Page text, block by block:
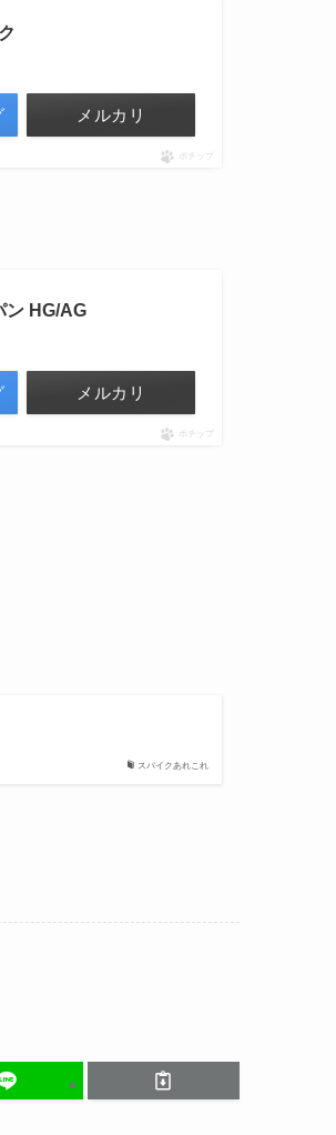
メルカリ
ポチップ
ン HG/AG
メルカリ
ポチップ
スパイクあれこれ